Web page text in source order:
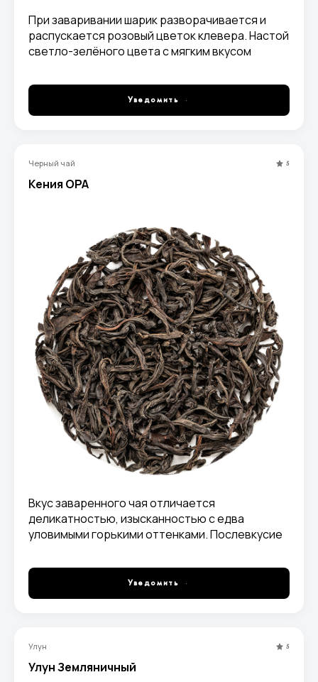
При заваривании шарик разворачивается и
распускается розовый цветок клевера. Настой
светло-зелёного цвета с мягким вкусом
долгим, сладким послевкусием
Уведомить
Черный чай 5
Кения OРА
Вкус заваренного чая отличается
деликатностью, изысканностью с едва
уловимыми горькими оттенками. Послевкусие
Уведомить
Улун 5
Улун Земляничный